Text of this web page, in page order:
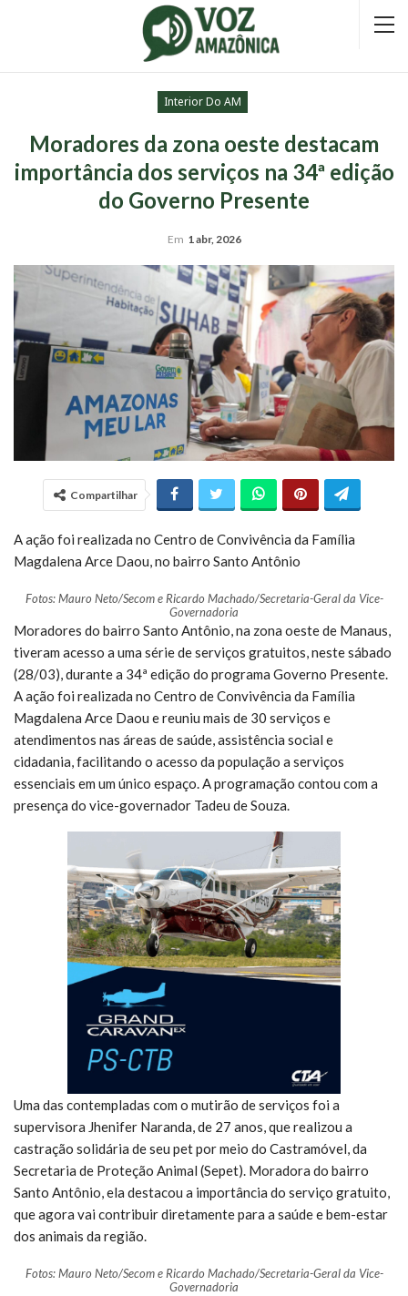
Interior Do AM
Moradores da zona oeste destacam
importância dos serviços na 34ª edição
do Governo Presente
Em 1 abr, 2026
Compartilhar
A ação foi realizada no Centro de Convivência da Família
Magdalena Arce Daou, no bairro Santo Antônio
Fotos: Mauro Neto/Secom e Ricardo Machado/Secretaria-Geral da Vice-
Governadoria
Moradores do bairro Santo Antônio, na zona oeste de Manaus,
tiveram acesso a uma série de serviços gratuitos, neste sábado
(28/03), durante a 34ª edição do programa Governo Presente.
A ação foi realizada no Centro de Convivência da Família
Magdalena Arce Daou e reuniu mais de 30 serviços e
atendimentos nas áreas de saúde, assistência social e
cidadania, facilitando o acesso da população a serviços
essenciais em um único espaço. A programação contou com a
presença do vice-governador Tadeu de Souza.
Uma das contempladas com o mutirão de serviços foi a
supervisora Jhenifer Naranda, de 27 anos, que realizou a
castração solidária de seu pet por meio do Castramóvel, da
Secretaria de Proteção Animal (Sepet). Moradora do bairro
Santo Antônio, ela destacou a importância do serviço gratuito,
que agora vai contribuir diretamente para a saúde e bem-estar
dos animais da região.
Fotos: Mauro Neto/Secom e Ricardo Machado/Secretaria-Geral da Vice-
Governadoria